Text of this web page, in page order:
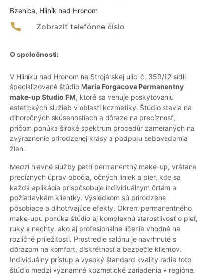
Bzenica, Hliník nad Hronom
Zobraziť telefónne číslo
O spoločnosti:
V Hliníku nad Hronom na Strojárskej ulici č. 359/12 sídli
špecializované štúdio Maria Forgacova Permanentny
make-up Studio FM, ktoré sa venuje poskytovaniu
estetických služieb v oblasti kozmetiky. Štúdio stavia na
dlhoročných skúsenostiach a dôraze na precíznosť,
pričom ponúka široké spektrum procedúr zameraných na
zvýraznenie prirodzenej krásy a podporu sebavedomia
žien.
Medzi hlavné služby patrí permanentný make-up, vrátane
precíznych úprav obočia, očných liniek a pier, kde sa
každá aplikácia prispôsobuje individuálnym črtám a
požiadavkám klientky. Výsledkom sú prirodzene
pôsobiace a dlhotrvajúce efekty. Okrem permanentného
make-upu ponúka štúdio aj komplexnú starostlivosť o pleť,
ruky a nechty, ako aj profesionálne líčenie vhodné na
rozličné príležitosti. Prostredie salónu je navrhnuté s
dôrazom na komfort, diskrétnosť a bezpečie klientov.
Individuálny prístup a vysoký štandard kvality radia toto
štúdio medzi významné kozmetické zariadenia v regióne.